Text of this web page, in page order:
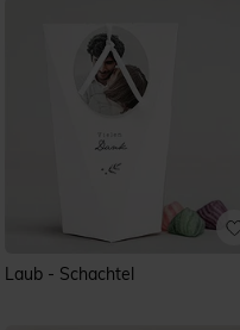
Laub - Schachtel